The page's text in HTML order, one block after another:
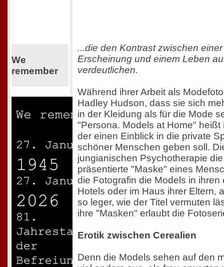
We
remember
...die den Kontrast zwischen
Erscheinung und einem Leben
verdeutlichen.
Während ihrer Arbeit als
Hadley Hudson, dass sie sich
in der Kleidung als für die Mode
"Persona. Models at Home" heißt
der einen Einblick in die private
schöner Menschen geben soll.
jungianischen Psychotherapie
präsentierte "Maske" eines
die Fotografin die Models in
Hotels oder im Haus ihrer Eltern,
so leger, wie der Titel vermuten
ihre "Masken" erlaubt die
Erotik zwischen Cerealien
Denn die Models sehen auf den